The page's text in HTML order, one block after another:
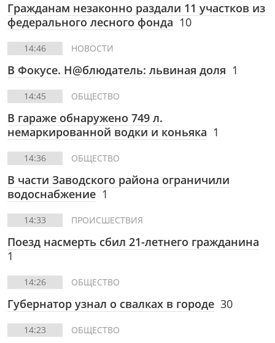
Гражданам незаконно раздали 11 участков из
федерального лесного фонда 10
14:46 НОВОСТИ
В Фокусе. Н@блюдатель: львиная доля 1
14:45 ОБЩЕСТВО
В гараже обнаружено 749 л.
немаркированной водки и коньяка 1
14:36 ОБЩЕСТВО
В части Заводского района ограничили
водоснабжение 1
14:33 ПРОИСШЕСТВИЯ
Поезд насмерть сбил 21-летнего гражданина
1
14:26 ОБЩЕСТВО
Губернатор узнал о свалках в городе 30
14:23 ОБЩЕСТВО